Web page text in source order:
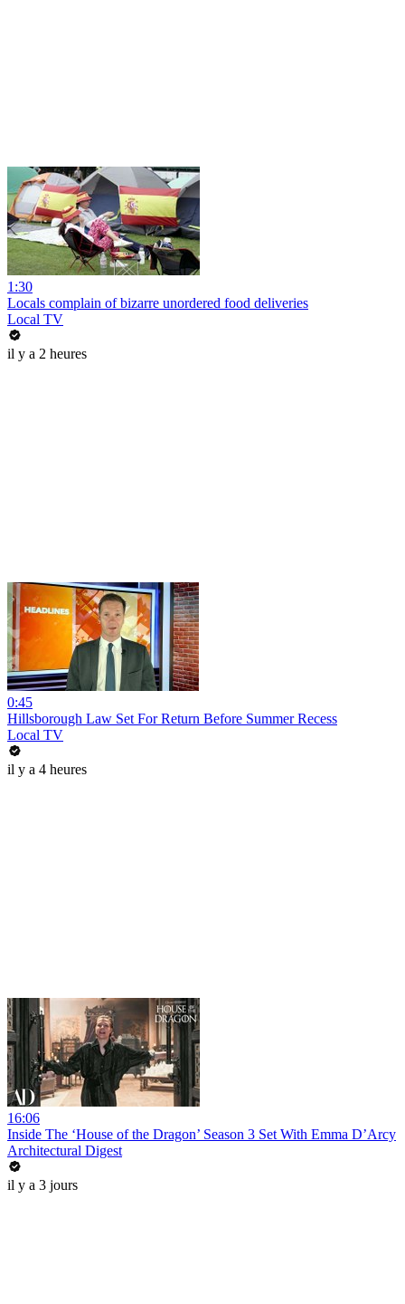
1:30
Locals complain of bizarre unordered food deliveries
Local TV
il y a 2 heures
0:45
Hillsborough Law Set For Return Before Summer Recess
Local TV
il y a 4 heures
16:06
Inside The ‘House of the Dragon’ Season 3 Set With Emma D’Arcy
Architectural Digest
il y a 3 jours